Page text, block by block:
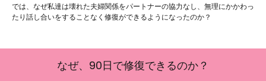
では、なぜ私達は壊れた夫婦関係をパートナーの協力なし、無理にかかわっ
たり話し合いをすることなく修復ができるようになったのか？
なぜ、90日で修復できるのか？